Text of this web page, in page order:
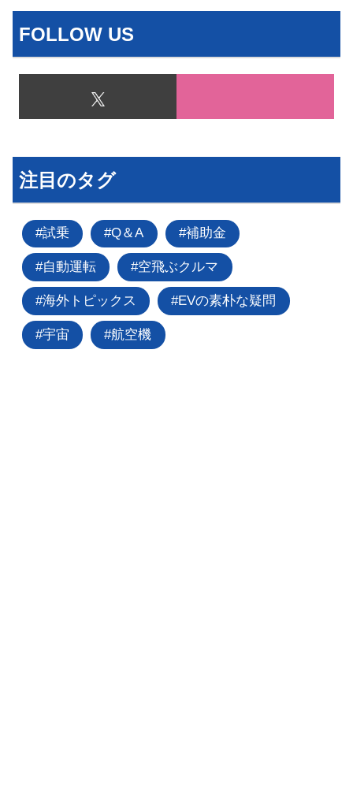
FOLLOW US
注目のタグ
試乗 Q＆A 補助金
自動運転 空飛ぶクルマ
海外トピックス EVの素朴な疑問
宇宙 航空機